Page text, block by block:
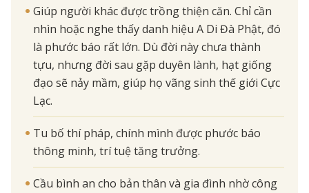
Giúp người khác được trồng thiện căn. Chỉ cần
nhìn hoặc nghe thấy danh hiệu A Di Đà Phật, đó
là phước báo rất lớn. Dù đời này chưa thành
tựu, nhưng đời sau gặp duyên lành, hạt giống
đạo sẽ nảy mầm, giúp họ vãng sinh thế giới Cực
Lạc.
Tu bố thí pháp, chính mình được phước báo
thông minh, trí tuệ tăng trưởng.
Cầu bình an cho bản thân và gia đình nhờ công